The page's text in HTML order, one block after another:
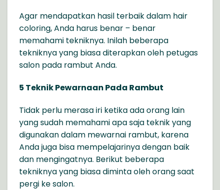
Agar mendapatkan hasil terbaik dalam hair
coloring, Anda harus benar – benar
memahami tekniknya. Inilah beberapa
tekniknya yang biasa diterapkan oleh petugas
salon pada rambut Anda.
5 Teknik Pewarnaan Pada Rambut
Tidak perlu merasa iri ketika ada orang lain
yang sudah memahami apa saja teknik yang
digunakan dalam mewarnai rambut, karena
Anda juga bisa mempelajarinya dengan baik
dan mengingatnya. Berikut beberapa
tekniknya yang biasa diminta oleh orang saat
pergi ke salon.